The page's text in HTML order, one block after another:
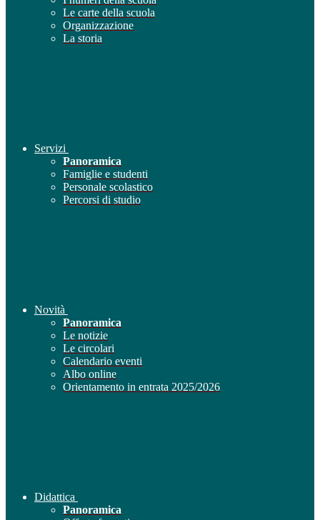
Le carte della scuola
Organizzazione
La storia
Servizi
Panoramica
Famiglie e studenti
Personale scolastico
Percorsi di studio
Novità
Panoramica
Le notizie
Le circolari
Calendario eventi
Albo online
Orientamento in entrata 2025/2026
Didattica
Panoramica